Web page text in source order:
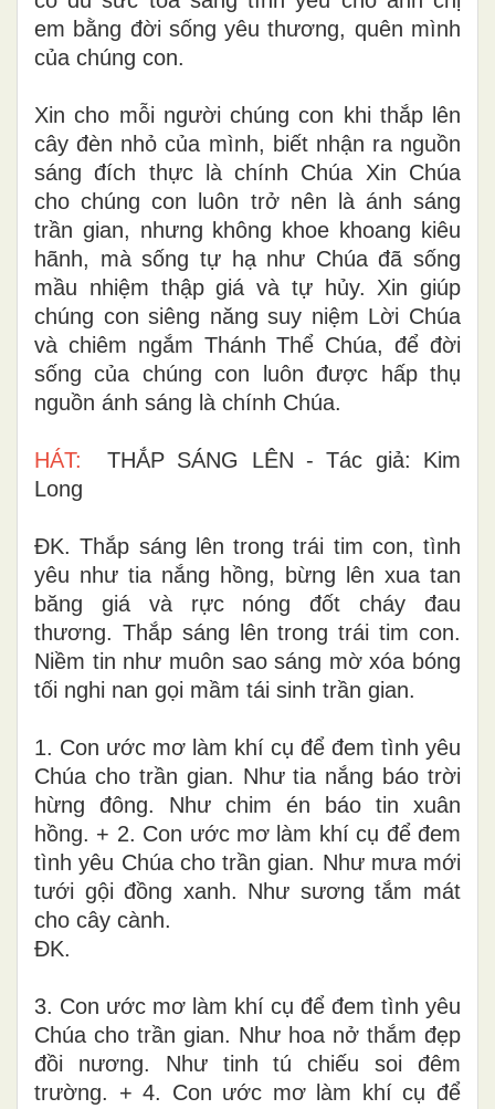
em bằng đời sống yêu thương, quên mình
của chúng con.
Xin cho mỗi người chúng con khi thắp lên
cây đèn nhỏ của mình, biết nhận ra nguồn
sáng đích thực là chính Chúa Xin Chúa
cho chúng con luôn trở nên là ánh sáng
trần gian, nhưng không khoe khoang kiêu
hãnh, mà sống tự hạ như Chúa đã sống
mầu nhiệm thập giá và tự hủy. Xin giúp
chúng con siêng năng suy niệm Lời Chúa
và chiêm ngắm Thánh Thể Chúa, để đời
sống của chúng con luôn được hấp thụ
nguồn ánh sáng là chính Chúa.
HÁT:
THẮP SÁNG LÊN - Tác giả: Kim
Long
ÐK. Thắp sáng lên trong trái tim con, tình
yêu như tia nắng hồng, bừng lên xua tan
băng giá và rực nóng đốt cháy đau
thương. Thắp sáng lên trong trái tim con.
Niềm tin như muôn sao sáng mờ xóa bóng
tối nghi nan gọi mầm tái sinh trần gian.
1. Con ước mơ làm khí cụ để đem tình yêu
Chúa cho trần gian. Như tia nắng báo trời
hừng đông. Như chim én báo tin xuân
hồng. + 2. Con ước mơ làm khí cụ để đem
tình yêu Chúa cho trần gian. Như mưa mới
tưới gội đồng xanh. Như sương tắm mát
cho cây cành.
ĐK.
3. Con ước mơ làm khí cụ để đem tình yêu
Chúa cho trần gian. Như hoa nở thắm đẹp
đồi nương. Như tinh tú chiếu soi đêm
trường. + 4. Con ước mơ làm khí cụ để